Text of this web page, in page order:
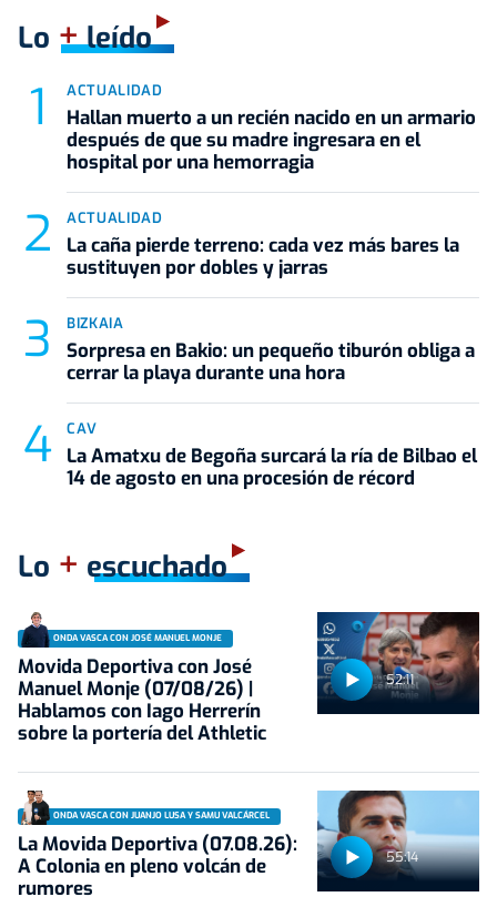
Lo +leído
ACTUALIDAD
Hallan muerto a un recién nacido en un armario
después de que su madre ingresara en el
hospital por una hemorragia
ACTUALIDAD
La caña pierde terreno: cada vez más bares la
sustituyen por dobles y jarras
BIZKAIA
Sorpresa en Bakio: un pequeño tiburón obliga a
cerrar la playa durante una hora
CAV
La Amatxu de Begoña surcará la ría de Bilbao el
14 de agosto en una procesión de récord
Lo + escuchado
52:11
ONDA VASCA CON JOSÉ MANUEL MONJE
Movida Deportiva con José
Manuel Monje (07/08/26) |
Hablamos con Iago Herrerín
sobre la portería del Athletic
55:14
ONDA VASCA CON JUANJO LUSA Y SAMU VALCÁRCEL
La Movida Deportiva (07.08.26):
A Colonia en pleno volcán de
rumores